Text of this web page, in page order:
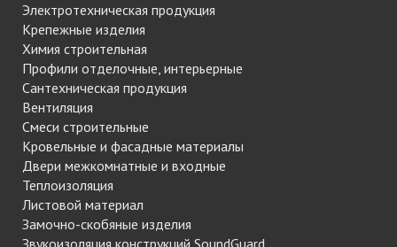
Электротехническая продукция
Крепежные изделия
Химия строительная
Профили отделочные, интерьерные
Сантехническая продукция
Вентиляция
Смеси строительные
Кровельные и фасадные материалы
Двери межкомнатные и входные
Теплоизоляция
Листовой материал
Замочно-скобяные изделия
Звукоизоляция конструкций SoundGuard